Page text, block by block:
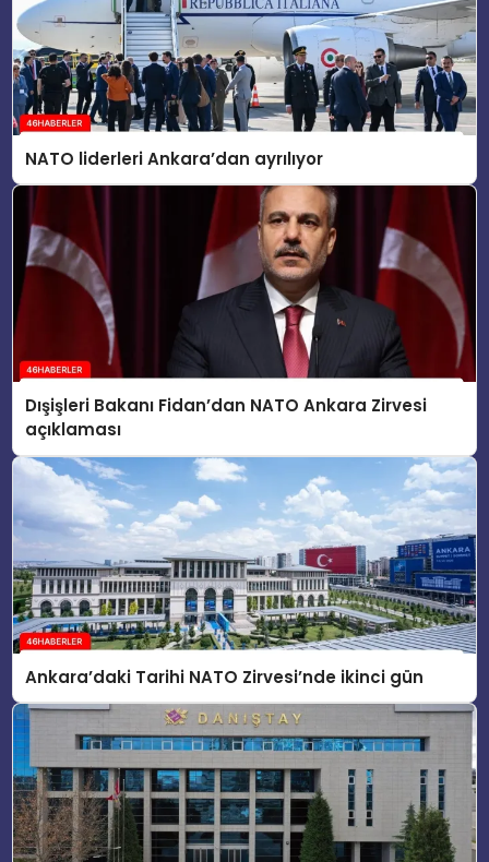
NATO liderleri Ankara’dan ayrılıyor
Dışişleri Bakanı Fidan’dan NATO Ankara Zirvesi
açıklaması
Ankara’daki Tarihi NATO Zirvesi’nde ikinci gün